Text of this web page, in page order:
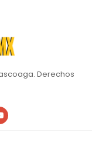
Derechos